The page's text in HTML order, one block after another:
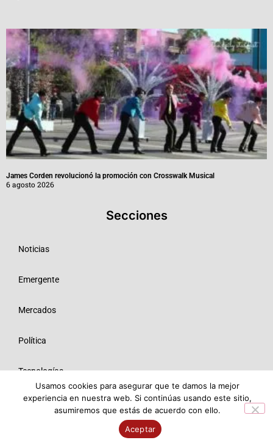
James Corden revolucionó la promoción con Crosswalk Musical
6 agosto 2026
Secciones
Noticias
Emergente
Mercados
Política
Tecnologías
Opinión
© 2026 Todos los derechos reservados ME SRL.
Usamos cookies para asegurar que te damos la mejor
experiencia en nuestra web. Si continúas usando este sitio,
asumiremos que estás de acuerdo con ello.
Aceptar